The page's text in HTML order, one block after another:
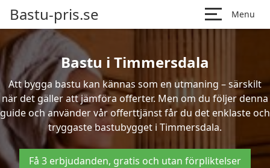
Bastu-pris.se Menu
Bastu i Timmersdala
Att bygga bastu kan kännas som en utmaning – särskilt
när det gäller att jämföra offerter. Men om du följer denna
guide och använder vår offerttjänst får du det enklaste och
tryggaste bastubygget i Timmersdala.
Få 3 erbjudanden, gratis och utan förpliktelser